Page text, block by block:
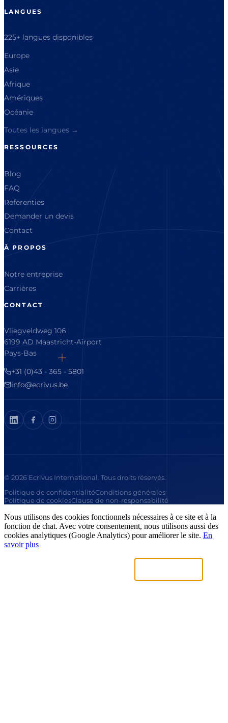
LANGUES
225+ langues disponibles
Europe
Asie
Afrique
Amériques
Océanie
Toutes les langues →
RESSOURCES
Blog
FAQ
Referenties
Demander un devis
Contact
À PROPOS
Notre entreprise
Carrières
CONTACT
Vliegveldweg 106
6199 AD Maastricht-Airport
Pays-Bas
+31 (0)43 - 365 - 5801
info@ecrivus.be
© 2026 Ecrivus International. Tous droits réservés.
Politique de confidentialitéConditions générales
Politique de cookiesClause de non-responsabilité
Nous utilisons des cookies fonctionnels nécessaires à ce site et à la
fonction de chat. Avec votre consentement, nous utilisons aussi des
cookies analytiques (Google Analytics) pour améliorer le site. En
savoir plus